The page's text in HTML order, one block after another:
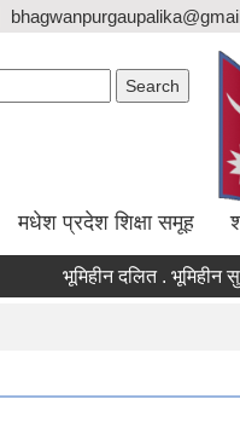
मधेश प्रदेश शिक्षा समूह
भूमिहीन दलित . भूमिहीन